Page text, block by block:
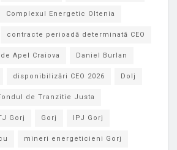
Complexul Energetic Oltenia
contracte perioadă determinată CEO
Apel Craiova Daniel Burlan
disponibilizări CEO 2026 Dolj
de Tranzitie Justa
Gorj Gorj IPJ Gorj
mineri energeticieni Gorj